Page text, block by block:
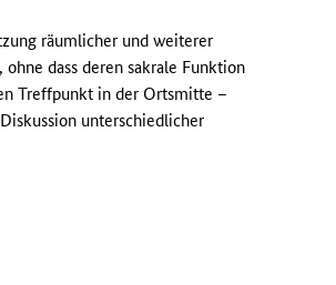
räumlicher und weiterer
dass deren sakrale Funktion
Treffpunkt in der Ortsmitte –
unterschiedlicher